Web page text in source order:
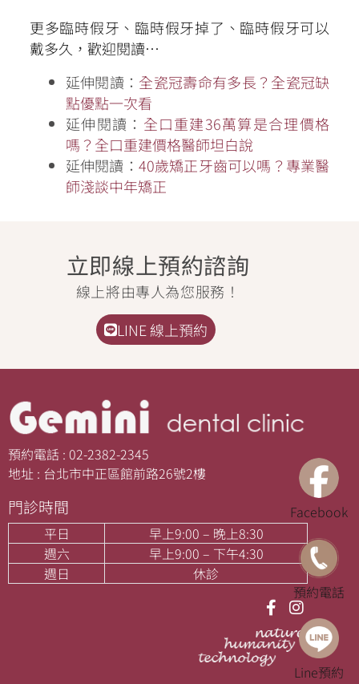
更多臨時假牙、臨時假牙掉了、臨時假牙可以
戴多久，歡迎閱讀…
延伸閱讀： 全瓷冠壽命有多長？全瓷冠缺
點優點一次看
延伸閱讀： 全口重建36萬算是合理價格
嗎？全口重建價格醫師坦白說
延伸閱讀： 40歲矯正牙齒可以嗎？專業醫
師淺談中年矯正
Facebook
預約電話
Line預約
立即線上預約諮詢
線上將由專人為您服務！
LINE 線上預約
預約電話 : 02-2382-2345
地址 : 台北市中正區館前路26號2樓
門診時間
平日
早上9:00 – 晚上8:30
週六
早上9:00 – 下午4:30
週日
休診